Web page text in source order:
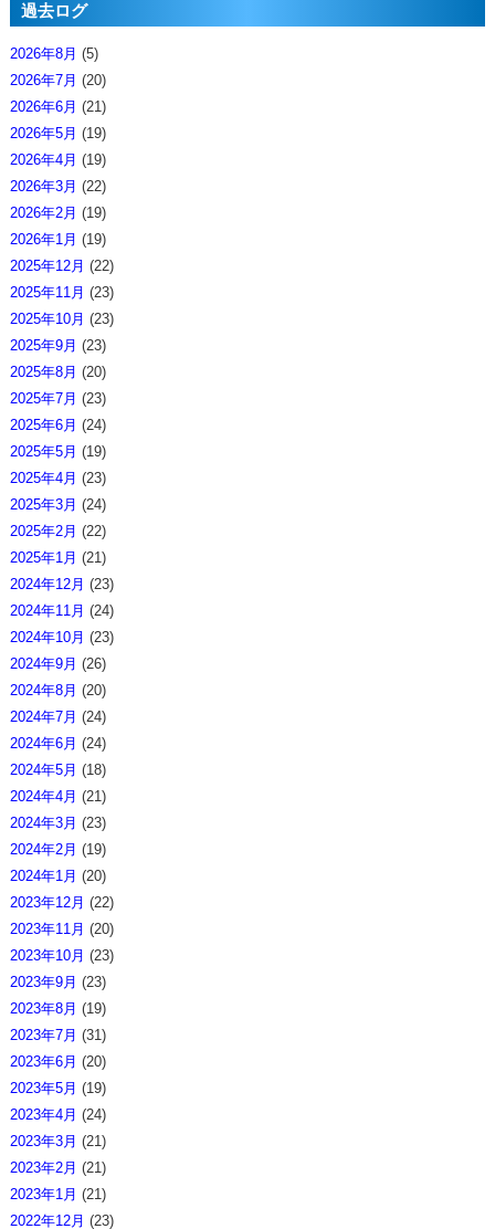
過去ログ
2026年8月 (5)
2026年7月 (20)
2026年6月 (21)
2026年5月 (19)
2026年4月 (19)
2026年3月 (22)
2026年2月 (19)
2026年1月 (19)
2025年12月 (22)
2025年11月 (23)
2025年10月 (23)
2025年9月 (23)
2025年8月 (20)
2025年7月 (23)
2025年6月 (24)
2025年5月 (19)
2025年4月 (23)
2025年3月 (24)
2025年2月 (22)
2025年1月 (21)
2024年12月 (23)
2024年11月 (24)
2024年10月 (23)
2024年9月 (26)
2024年8月 (20)
2024年7月 (24)
2024年6月 (24)
2024年5月 (18)
2024年4月 (21)
2024年3月 (23)
2024年2月 (19)
2024年1月 (20)
2023年12月 (22)
2023年11月 (20)
2023年10月 (23)
2023年9月 (23)
2023年8月 (19)
2023年7月 (31)
2023年6月 (20)
2023年5月 (19)
2023年4月 (24)
2023年3月 (21)
2023年2月 (21)
2023年1月 (21)
2022年12月 (23)